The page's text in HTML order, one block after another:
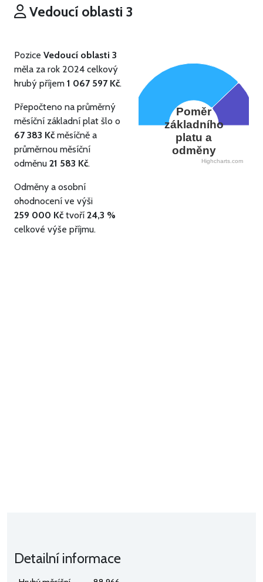
Vedoucí oblasti 3
Pozice Vedoucí oblasti 3
měla za rok 2024 celkový
hrubý příjem 1 067 597 Kč.
Přepočteno na průměrný
měsíční základní plat šlo o
67 383 Kč měsíčně a
průměrnou měsíční
odměnu 21 583 Kč.
Odměny a osobní
ohodnocení ve výši
259 000 Kč tvoří 24,3 %
celkové výše příjmu.
Poměr
základního
platu a
odměny
Highcharts.com
Detailní informace